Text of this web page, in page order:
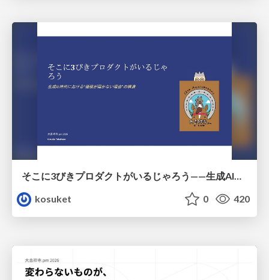
そこに3びきプロダクトがいるじゃろう——生成AI時代における“価値が届かない理由”の構造
kosuket
0 420